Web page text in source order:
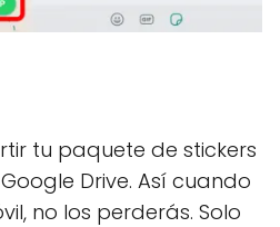
tu paquete de stickers
Drive. Así cuando
no los perderás. Solo